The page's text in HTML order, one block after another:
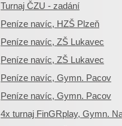
Turnaj ČZU - zadání
Peníze navíc, HZŠ Plzeň
Peníze navíc, ZŠ Lukavec
Peníze navíc, ZŠ Lukavec
Peníze navíc, Gymn. Pacov
Peníze navíc, Gymn. Pacov
4x turnaj FinGRplay, Gymn.